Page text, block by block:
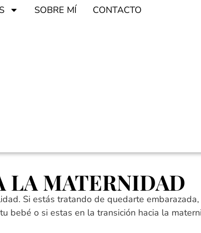
SOBRE MÍ CONTACTO
LA MATERNIDAD
Si estás tratando de quedarte
bebé o si estasen la transición hacia la